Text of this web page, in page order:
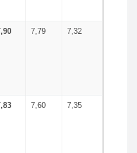
7,79 7,32
7,60 7,35